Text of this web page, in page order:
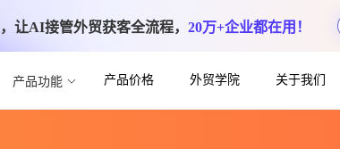
，让AI接管外贸获客全流程， 20万+企业都在用！
产品功能 产品价格 外贸学院 关于我们